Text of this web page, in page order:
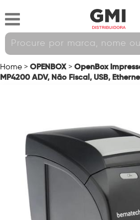
Home > OPENBOX > OpenBox
MP4200 ADV, Não Fiscal, USB,